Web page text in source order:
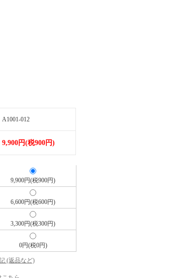
A1001-012
9,900円(税900円)
9,900円(税900円)
6,600円(税600円)
3,300円(税300円)
0円(税0円)
(返品など)